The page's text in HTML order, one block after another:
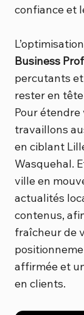
confiance et
Business
percutants
rester en
Pour
travaillons
en ciblant
Wasquehal.
ville en
actualités
contenus,
fraîcheur de
affirmée et
en clients.